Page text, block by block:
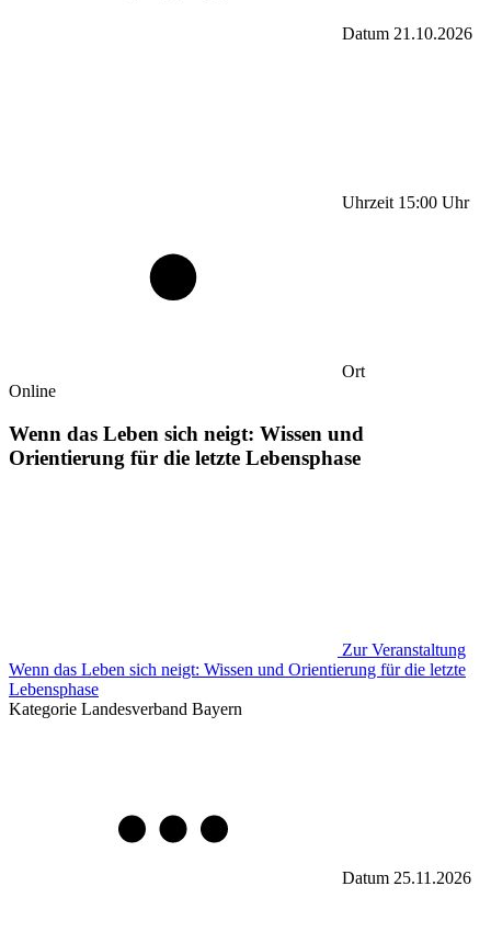
Datum 21.10.2026
Uhrzeit 15:00 Uhr
Ort
Online
Wenn das Leben sich neigt: Wissen und
Orientierung für die letzte Lebensphase
Zur Veranstaltung
Wenn das Leben sich neigt: Wissen und Orientierung für die letzte
Lebensphase
Kategorie Landesverband Bayern
Datum 25.11.2026